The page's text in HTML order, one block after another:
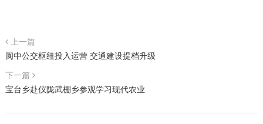
上一篇
阆中公交枢纽投入运营 交通建设提档升级
下一篇
宝台乡赴仪陇武棚乡参观学习现代农业